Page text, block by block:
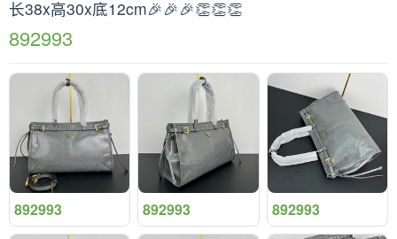
长38x高30x底12cm🎉🎉🎉👏👏👏
892993
892993 892993 892993